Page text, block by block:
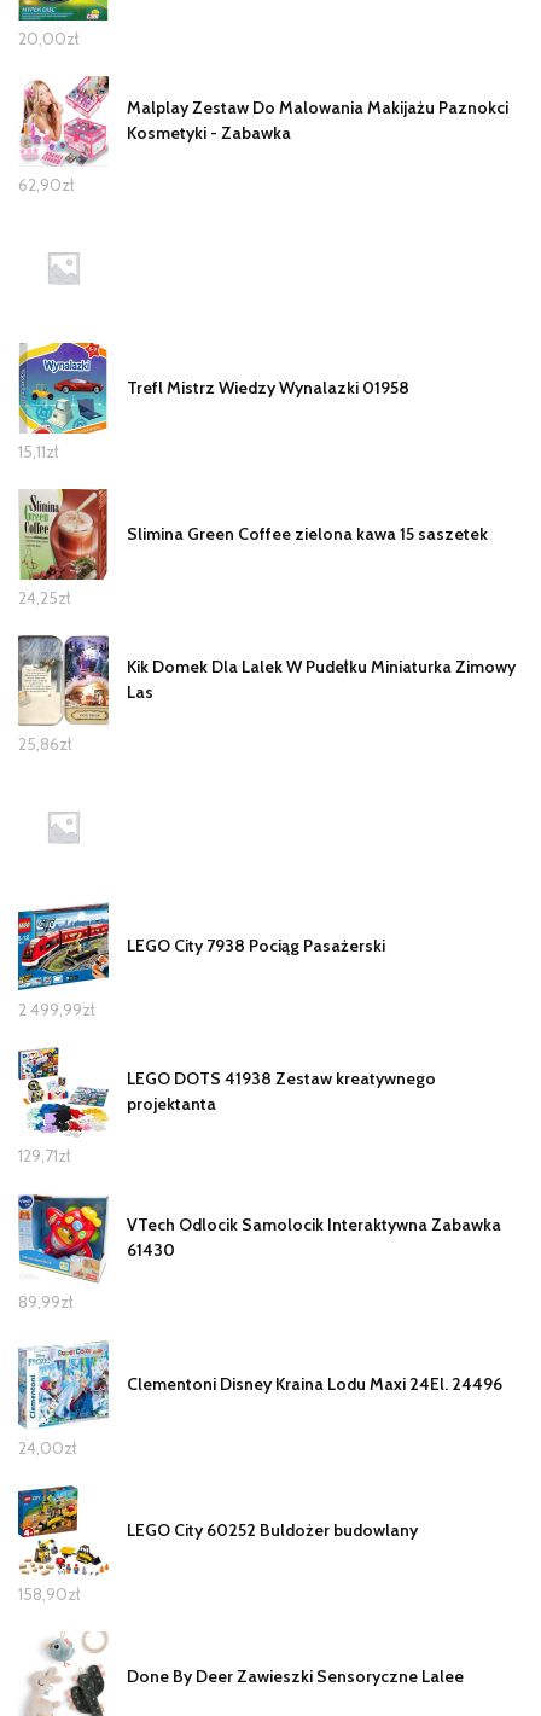
20,00zł
Malplay Zestaw Do Malowania Makijażu Paznokci
Kosmetyki - Zabawka
62,90zł
Trefl Mistrz Wiedzy Wynalazki 01958
15,11zł
Slimina Green Coffee zielona kawa 15 saszetek
24,25zł
Kik Domek Dla Lalek W Pudełku Miniaturka Zimowy
Las
25,86zł
LEGO City 7938 Pociąg Pasażerski
2 499,99zł
LEGO DOTS 41938 Zestaw kreatywnego
projektanta
129,71zł
VTech Odlocik Samolocik Interaktywna Zabawka
61430
89,99zł
Clementoni Disney Kraina Lodu Maxi 24El. 24496
24,00zł
LEGO City 60252 Buldożer budowlany
158,90zł
Done By Deer Zawieszki Sensoryczne Lalee